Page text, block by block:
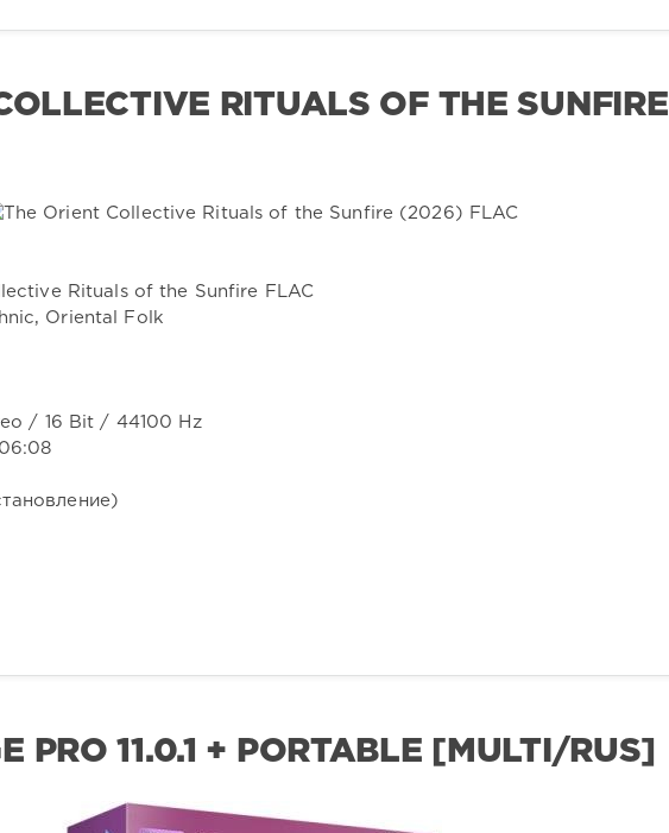
RITUALS OF THE SUNFIRE
Rituals of the Sunfire FLAC
Oriental Folk
/ 16 Bit / 44100 Hz
PRO 11.0.1 + PORTABLE [MULTI/RUS]